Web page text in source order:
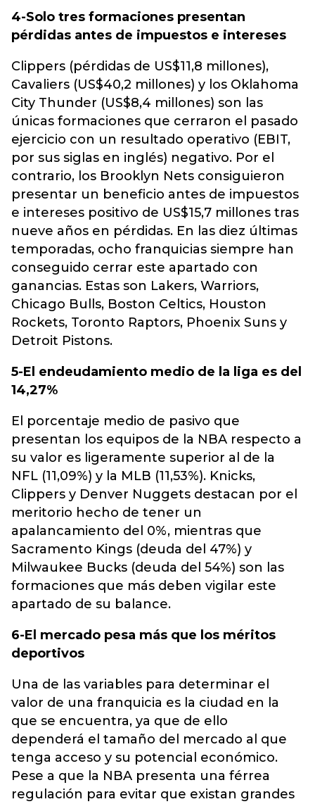
4-Solo tres formaciones presentan
pérdidas antes de impuestos e intereses
Clippers (pérdidas de US$11,8 millones),
Cavaliers (US$40,2 millones) y los Oklahoma
City Thunder (US$8,4 millones) son las
únicas formaciones que cerraron el pasado
ejercicio con un resultado operativo (EBIT,
por sus siglas en inglés) negativo. Por el
contrario, los Brooklyn Nets consiguieron
presentar un beneficio antes de impuestos
e intereses positivo de US$15,7 millones tras
nueve años en pérdidas. En las diez últimas
temporadas, ocho franquicias siempre han
conseguido cerrar este apartado con
ganancias. Estas son Lakers, Warriors,
Chicago Bulls, Boston Celtics, Houston
Rockets, Toronto Raptors, Phoenix Suns y
Detroit Pistons.
5-El endeudamiento medio de la liga es del
14,27%
El porcentaje medio de pasivo que
presentan los equipos de la NBA respecto a
su valor es ligeramente superior al de la
NFL (11,09%) y la MLB (11,53%). Knicks,
Clippers y Denver Nuggets destacan por el
meritorio hecho de tener un
apalancamiento del 0%, mientras que
Sacramento Kings (deuda del 47%) y
Milwaukee Bucks (deuda del 54%) son las
formaciones que más deben vigilar este
apartado de su balance.
6-El mercado pesa más que los méritos
deportivos
Una de las variables para determinar el
valor de una franquicia es la ciudad en la
que se encuentra, ya que de ello
dependerá el tamaño del mercado al que
tenga acceso y su potencial económico.
Pese a que la NBA presenta una férrea
regulación para evitar que existan grandes